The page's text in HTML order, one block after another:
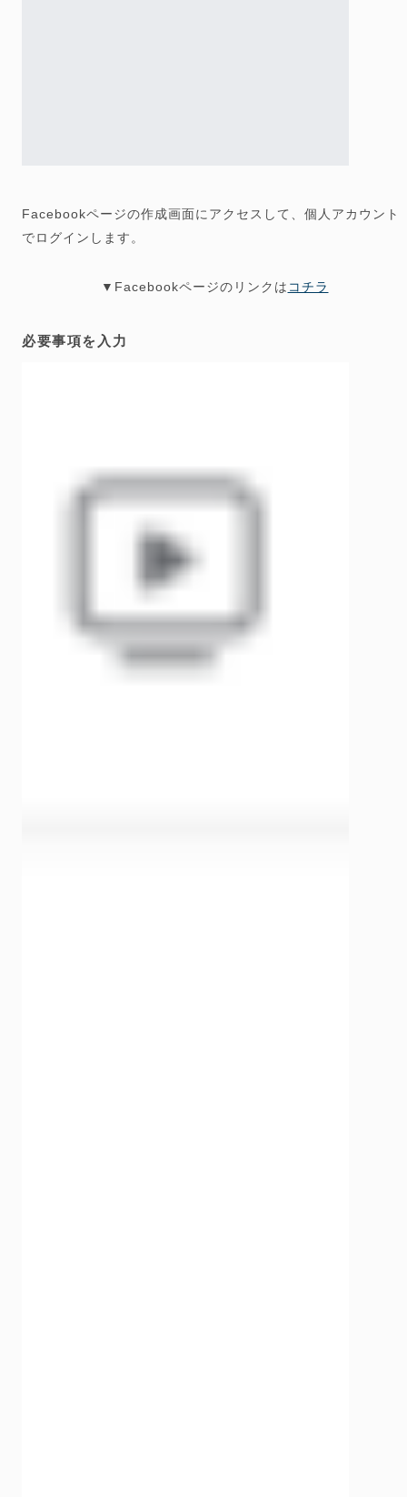
Facebookページの作成画面にアクセスして、個人アカウント
でログインします。
▼Facebookページのリンクは コチラ
必要事項を入力